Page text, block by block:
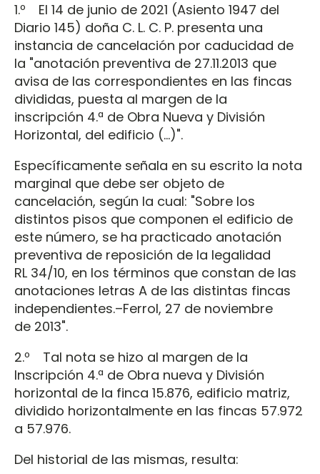
1.º El 14 de junio de 2021 (Asiento 1947 del
Diario 145) doña C. L. C. P. presenta una
instancia de cancelación por caducidad de
la "anotación preventiva de 27.11.2013 que
avisa de las correspondientes en las fincas
divididas, puesta al margen de la
inscripción 4.ª de Obra Nueva y División
Horizontal, del edificio (…)".
Específicamente señala en su escrito la nota
marginal que debe ser objeto de
cancelación, según la cual: "Sobre los
distintos pisos que componen el edificio de
este número, se ha practicado anotación
preventiva de reposición de la legalidad
RL 34/10, en los términos que constan de las
anotaciones letras A de las distintas fincas
independientes.–Ferrol, 27 de noviembre
de 2013".
2.º Tal nota se hizo al margen de la
Inscripción 4.ª de Obra nueva y División
horizontal de la finca 15.876, edificio matriz,
dividido horizontalmente en las fincas 57.972
a 57.976.
Del historial de las mismas, resulta: